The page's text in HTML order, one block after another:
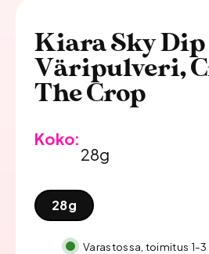
Kiara Sky Dip
Väripulveri,
The Crop
Koko:
28g
28g
Varastossa, toimitus 1-3